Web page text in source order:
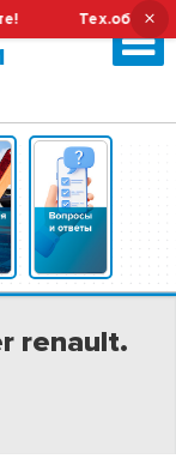
Тех.обслуживание
×
renault.